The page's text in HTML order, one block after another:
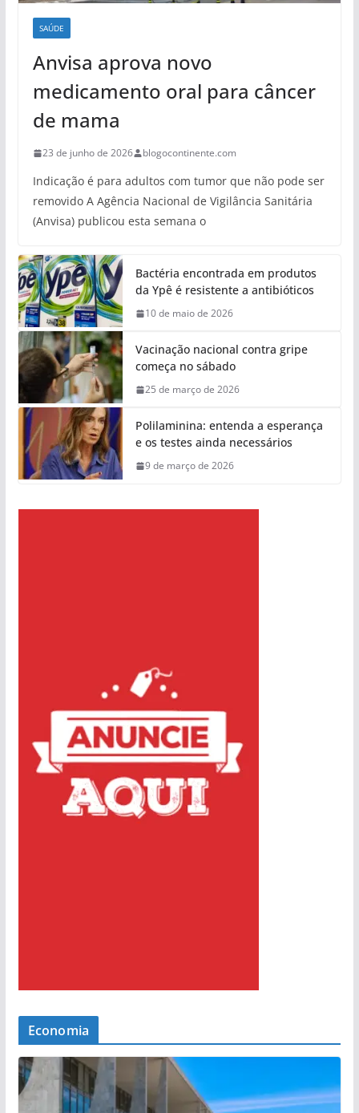
SAÚDE
Anvisa aprova novo
medicamento oral para câncer
de mama
23 de junho de 2026 blogocontinente.com
Indicação é para adultos com tumor que não pode ser
removido A Agência Nacional de Vigilância Sanitária
(Anvisa) publicou esta semana o
Bactéria encontrada em produtos
da Ypê é resistente a antibióticos
10 de maio de 2026
Vacinação nacional contra gripe
começa no sábado
25 de março de 2026
Polilaminina: entenda a esperança
e os testes ainda necessários
9 de março de 2026
Economia